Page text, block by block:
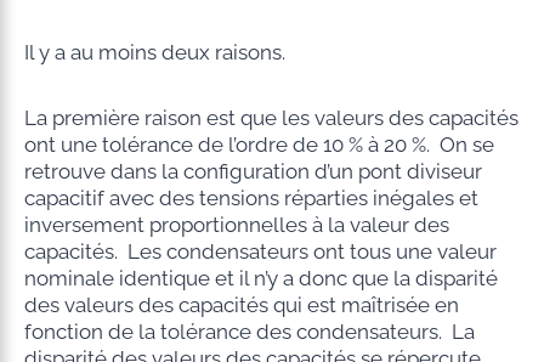
Il y a au moins deux raisons.
La première raison est que les valeurs des capacités
ont une tolérance de l’ordre de 10 % à 20 %. On se
retrouve dans la configuration d’un pont diviseur
capacitif avec des tensions réparties inégales et
inversement proportionnelles à la valeur des
capacités. Les condensateurs ont tous une valeur
nominale identique et il n’y a donc que la disparité
des valeurs des capacités qui est maîtrisée en
fonction de la tolérance des condensateurs. La